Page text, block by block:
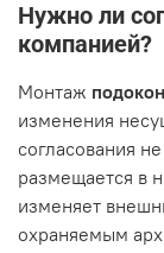
Нужно ли
компанией?
Монтаж
изменения
согласования
размещается в
изменяет
охраняемым